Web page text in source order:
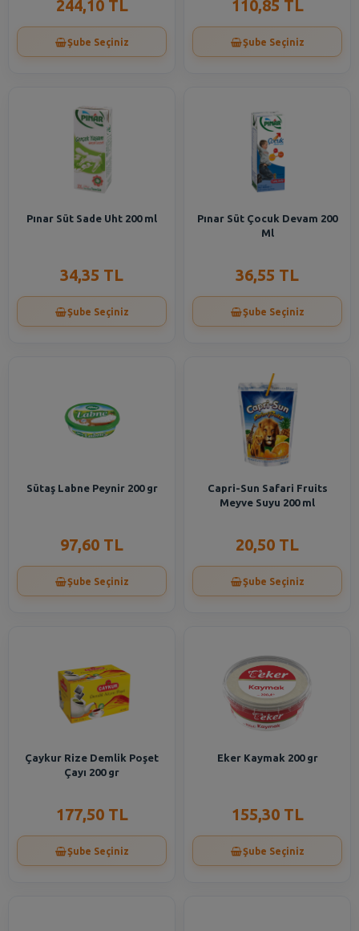
244,10 TL
Şube Seçiniz
110,85 TL
Şube Seçiniz
Pınar Süt Sade Uht 200 ml
34,35 TL
Şube Seçiniz
Pınar Süt Çocuk Devam 200
Ml
36,55 TL
Şube Seçiniz
Sütaş Labne Peynir 200 gr
97,60 TL
Şube Seçiniz
Capri-Sun Safari Fruits
Meyve Suyu 200 ml
20,50 TL
Şube Seçiniz
Çaykur Rize Demlik Poşet
Çayı 200 gr
177,50 TL
Şube Seçiniz
Eker Kaymak 200 gr
155,30 TL
Şube Seçiniz